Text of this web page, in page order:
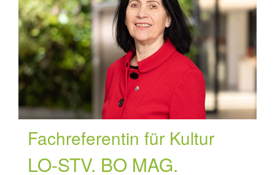
Fachreferentin für Kultur
LO-STV. BO MAG.